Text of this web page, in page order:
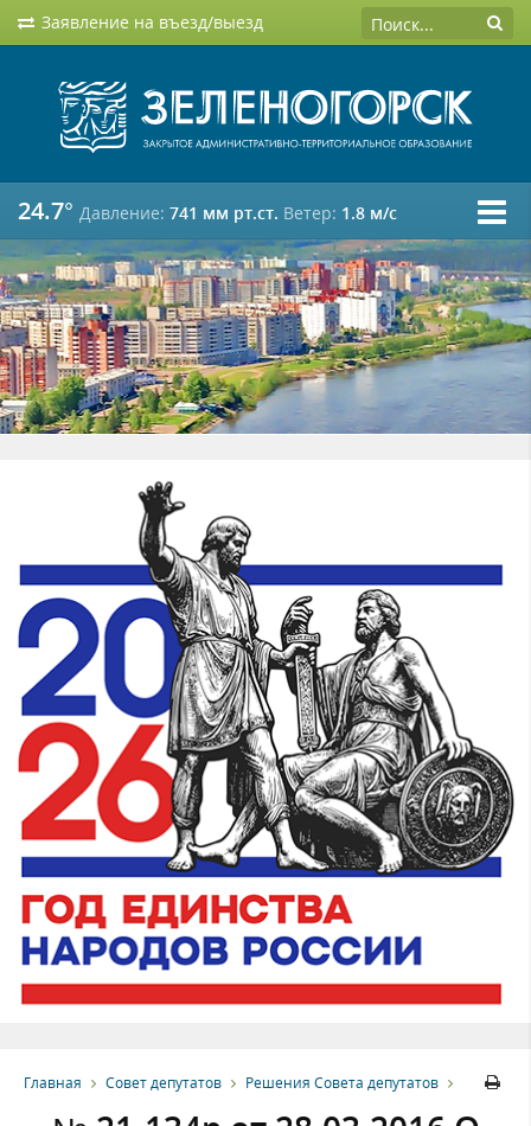
Заявление на въезд/выезд
24.7° Давление: 741 мм рт.ст. Ветер: 1.8 м/c
Главная Совет депутатов Решения Совета депутатов